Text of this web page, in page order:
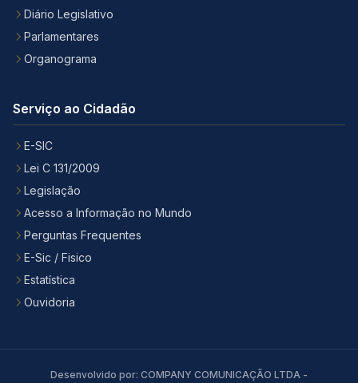
Diário Legislativo
Parlamentares
Organograma
Serviço ao Cidadão
E-SIC
Lei C 131/2009
Legislação
Acesso a Informação no Mundo
Perguntas Frequentes
E-Sic / Fisico
Estatística
Ouvidoria
Desenvolvido por: COMPANY COMUNICAÇÃO LTDA -